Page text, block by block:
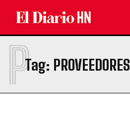
Tag: PROVEEDORES
P